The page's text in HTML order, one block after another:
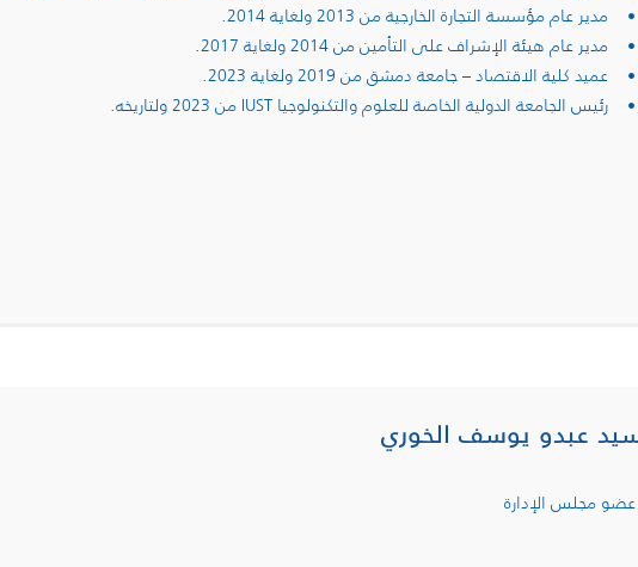
• مدير عام مؤسسة التجارة الخارجية من 2013 ولغاية 2014.
• مدير عام هيئة الإشراف على التأمين من 2014 ولغاية 2017.
• عميد كلية الاقتصاد – جامعة دمشق من 2019 ولغاية 2023.
• رئيس الجامعة الدولية الخاصة للعلوم والتكنولوجيا IUST من 2023 ولتاريخه.
عبدو يوسف الخوري
عضو مجلس الإدارة